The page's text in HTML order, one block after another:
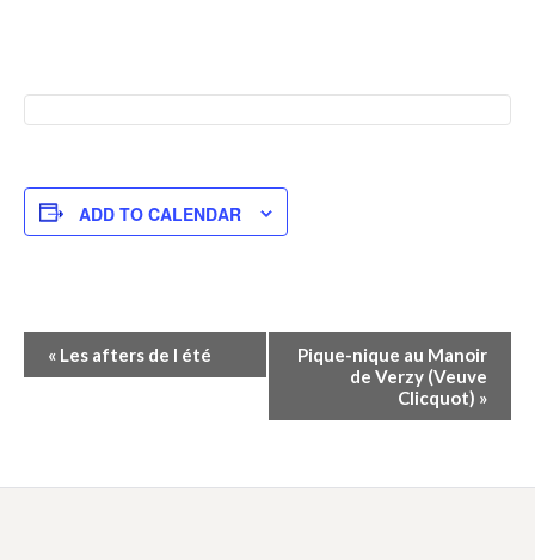
ADD TO CALENDAR
Event
« Les afters de l été
Pique-nique au Manoir
de Verzy (Veuve
Clicquot) »